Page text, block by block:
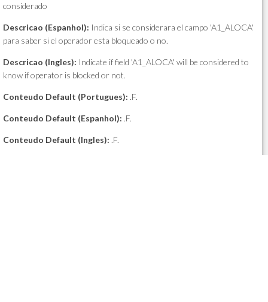
considerado
Descricao (Espanhol): Indica si se considerara el campo 'A1_ALOCA'
para saber si el operador esta bloqueado o no.
Descricao (Ingles): Indicate if field 'A1_ALOCA' will be considered to
know if operator is blocked or not.
Conteudo Default (Portugues): .F.
Conteudo Default (Espanhol): .F.
Conteudo Default (Ingles): .F.